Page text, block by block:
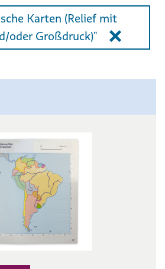
Karten (Relief mit
oder Großdruck)"